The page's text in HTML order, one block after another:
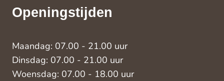
Openingstijden
Maandag: 07.00 - 21.00 uur
Dinsdag: 07.00 - 21.00 uur
Woensdag: 07.00 - 18.00 uur